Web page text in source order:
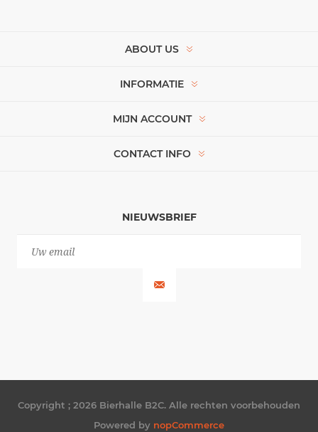
ABOUT US
INFORMATIE
MIJN ACCOUNT
CONTACT INFO
NIEUWSBRIEF
Copyright ; 2026 Bierhalle B2C. Alle rechten voorbehouden
Powered by nopCommerce